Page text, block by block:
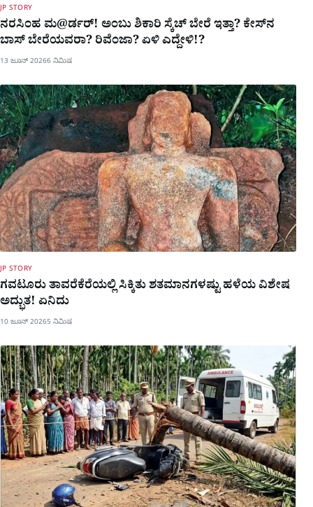
JP STORY
ನರಸಿಂಹ ಮ@ರ್ಡರ್​! ಅಂಬು ಶಿಕಾರಿ ಸ್ಕೆಚ್​​ ಬೇರೆ ಇತ್ತಾ? ಕೇಸ್​ನ
ಬಾಸ್ ಬೇರೆಯವರಾ? ರಿವೆಂಜಾ? ಏಳಿ ಎದ್ದೇಳಿ!?
13 ಜೂನ್ 20266 ನಿಮಿಷ
JP STORY
ಗವಟೂರು ತಾವರೆಕೆರೆಯಲ್ಲಿ ಸಿಕ್ಕಿತು ಶತಮಾನಗಳಷ್ಟು ಹಳೆಯ ವಿಶೇಷ
ಅದ್ಭುತ! ಏನಿದು
10 ಜೂನ್ 20265 ನಿಮಿಷ